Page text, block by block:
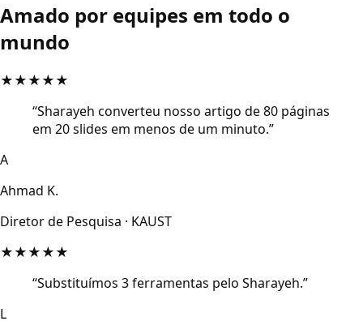
Amado por equipes em todo o
mundo
★★★★★
“Sharayeh converteu nosso artigo de 80 páginas
em 20 slides em menos de um minuto.”
A
Ahmad K.
Diretor de Pesquisa · KAUST
★★★★★
“Substituímos 3 ferramentas pelo Sharayeh.”
L